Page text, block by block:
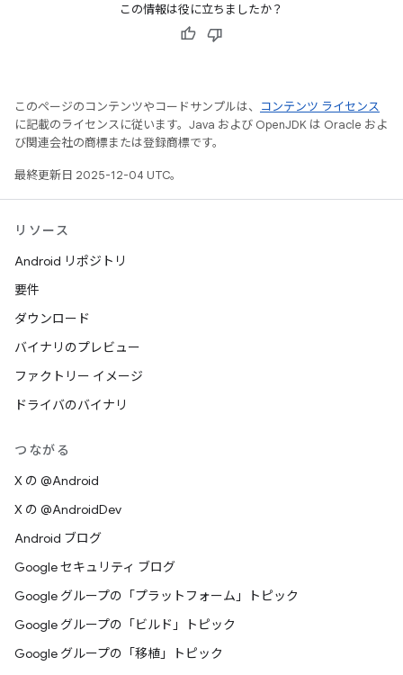
この情報は役に立ちましたか？
このページのコンテンツやコードサンプルは、
コンテンツ ライセンス
に記載のライセンスに従います。Java および OpenJDK は Oracle およ
び関連会社の商標または登録商標です。
最終更新日 2025-12-04 UTC。
リソース
Android リポジトリ
要件
ダウンロード
バイナリのプレビュー
ファクトリー イメージ
ドライバのバイナリ
つながる
X の @Android
X の @AndroidDev
Android ブログ
Google セキュリティ ブログ
Google グループの「プラットフォーム」トピック
Google グループの「ビルド」トピック
Google グループの「移植」トピック